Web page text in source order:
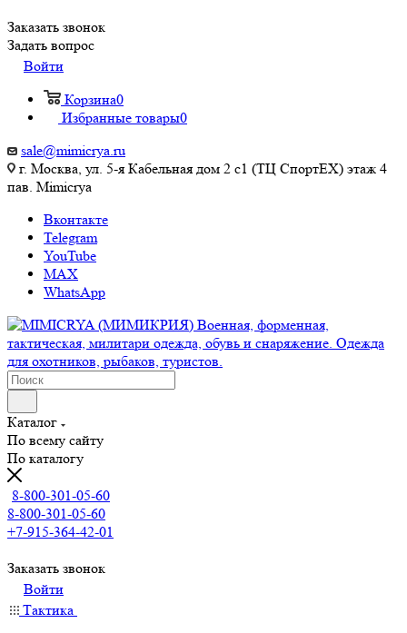
Заказать звонок
Задать вопрос
Войти
Корзина0
Избранные товары0
sale@mimicrya.ru
г. Москва, ул. 5-я Кабельная дом 2 с1 (ТЦ СпортEX) этаж 4
пав. Mimicrya
Вконтакте
Telegram
YouTube
MAX
WhatsApp
Каталог
По всему сайту
По каталогу
8-800-301-05-60
8-800-301-05-60
+7-915-364-42-01
Заказать звонок
Войти
Тактика